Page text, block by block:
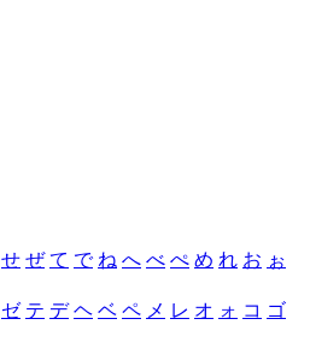
せ ぜ て で ね へ べ ぺ め れ お ぉ
ゼ テ デ ヘ ベ ペ メ レ オ ォ コ ゴ